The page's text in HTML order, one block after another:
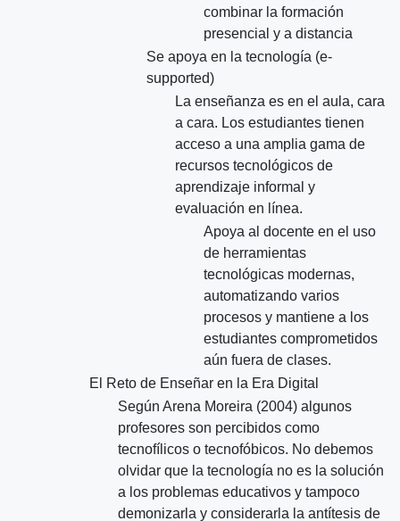
combinar la formación
presencial y a distancia
Se apoya en la tecnología (e-
supported)
La enseñanza es en el aula, cara
a cara. Los estudiantes tienen
acceso a una amplia gama de
recursos tecnológicos de
aprendizaje informal y
evaluación en línea.
Apoya al docente en el uso
de herramientas
tecnológicas modernas,
automatizando varios
procesos y mantiene a los
estudiantes comprometidos
aún fuera de clases.
El Reto de Enseñar en la Era Digital
Según Arena Moreira (2004) algunos
profesores son percibidos como
tecnofílicos o tecnofóbicos. No debemos
olvidar que la tecnología no es la solución
a los problemas educativos y tampoco
demonizarla y considerarla la antítesis de